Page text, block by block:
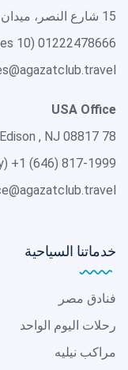
15 شارع النصر، ميدان رابعة العدوية، مدينة نصر، القاهرة
01222478666 (10 lines)
USA Office
78 Leo Street, 4 Edison , NJ 08817
+1 (646) 817-1999
(WhatsApp Only)
خدماتنا السياحية
فنادق مصر
رحلات اليوم الواحد
مراكب نيليه